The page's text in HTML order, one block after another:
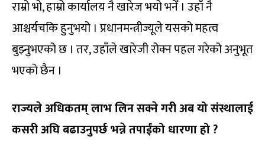
राम्रो भो, हाम्रो कार्यालय नै खारेज भयो भनेँ । उहाँ नै
आश्चर्यचकि हुनुभयो । प्रधानमन्त्रीज्यूले यसको महत्व
बुझ्नुभएको छ । तर, उहाँले खारेजी रोक्न पहल गरेको अनुभूत
भएको छैन ।
राज्यले अधिकतम् लाभ लिन सक्ने गरी अब यो संस्थालाई
कसरी अघि बढाउनुपर्छ भन्ने तपाईंको धारणा हो ?